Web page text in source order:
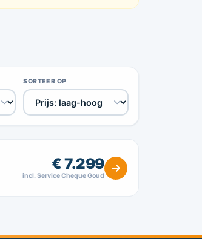
SORTEER OP
€ 7.299
incl. Service Cheque Goud